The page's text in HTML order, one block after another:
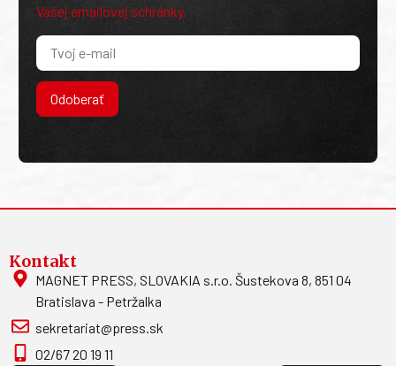
Vašej emailovej schránky.
Odoberať
Kontakt
MAGNET PRESS, SLOVAKIA s.r.o. Šustekova 8, 851 04
Bratislava - Petržalka
sekretariat@press.sk
02/67 20 19 11